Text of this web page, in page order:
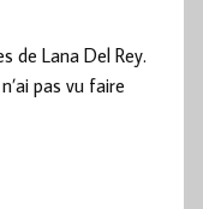
de Lana Del Rey.
pas vu faire